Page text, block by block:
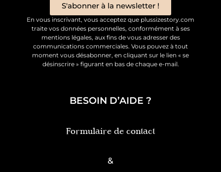
S'abonner à la newsletter !
En vous inscrivant, vous acceptez que plussizestory.com
traite vos données personnelles, conformément à ses
mentions légales, aux fins de vous adresser des
communications commerciales. Vous pouvez à tout
moment vous désabonner, en cliquant sur le lien « se
désinscrire » figurant en bas de chaque e-mail.
BESOIN D’AIDE ?
Formulaire de contact
&